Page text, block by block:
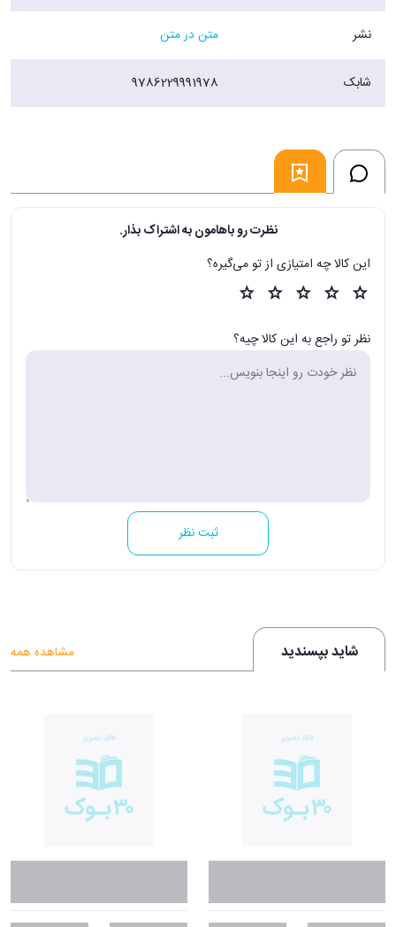
نشر متن در متن
شابک 9786229991978
نظرت رو باهامون به اشتراک بذار.
این کالا چه امتیازی از تو می‌گیره؟
نظر تو راجع به این کالا چیه؟
ثبت نظر
شاید بپسندید مشاهده همه